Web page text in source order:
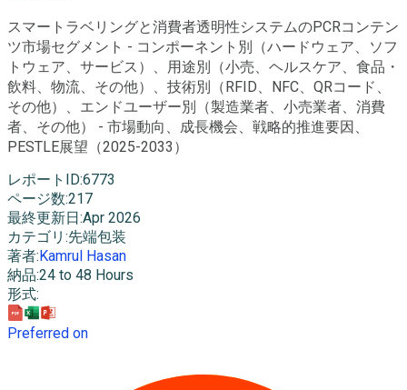
スマートラベリングと消費者透明性システムのPCRコンテン
ツ市場セグメント - コンポーネント別（ハードウェア、ソフ
トウェア、サービス）、用途別（小売、ヘルスケア、食品・
飲料、物流、その他）、技術別（RFID、NFC、QRコード、
その他）、エンドユーザー別（製造業者、小売業者、消費
者、その他） - 市場動向、成長機会、戦略的推進要因、
PESTLE展望（2025-2033）
レポートID:6773
ページ数:217
最終更新日 :Apr 2026
カテゴリ :先端包装
著者: Kamrul Hasan
納品:24 to 48 Hours
形式:
Preferred on